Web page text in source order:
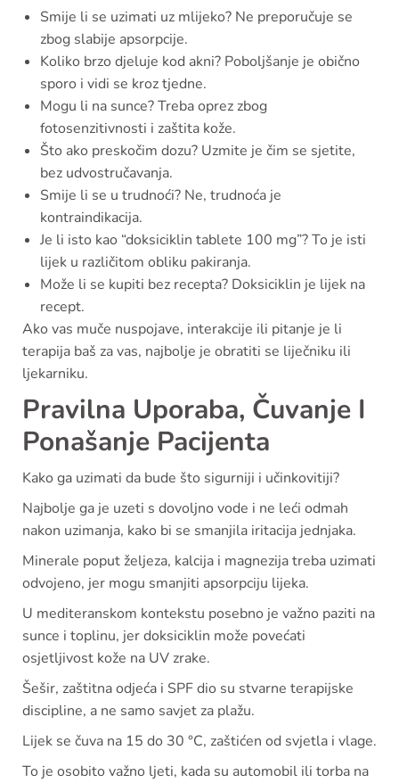
Smije li se uzimati uz mlijeko? Ne preporučuje se
zbog slabije apsorpcije.
Koliko brzo djeluje kod akni? Poboljšanje je obično
sporo i vidi se kroz tjedne.
Mogu li na sunce? Treba oprez zbog
fotosenzitivnosti i zaštita kože.
Što ako preskočim dozu? Uzmite je čim se sjetite,
bez udvostručavanja.
Smije li se u trudnoći? Ne, trudnoća je
kontraindikacija.
Je li isto kao “doksiciklin tablete 100 mg”? To je isti
lijek u različitom obliku pakiranja.
Može li se kupiti bez recepta? Doksiciklin je lijek na
recept.
Ako vas muče nuspojave, interakcije ili pitanje je li
terapija baš za vas, najbolje je obratiti se liječniku ili
ljekarniku.
Pravilna Uporaba, Čuvanje I
Ponašanje Pacijenta
Kako ga uzimati da bude što sigurniji i učinkovitiji?
Najbolje ga je uzeti s dovoljno vode i ne leći odmah
nakon uzimanja, kako bi se smanjila iritacija jednjaka.
Minerale poput željeza, kalcija i magnezija treba uzimati
odvojeno, jer mogu smanjiti apsorpciju lijeka.
U mediteranskom kontekstu posebno je važno paziti na
sunce i toplinu, jer doksiciklin može povećati
osjetljivost kože na UV zrake.
Šešir, zaštitna odjeća i SPF dio su stvarne terapijske
discipline, a ne samo savjet za plažu.
Lijek se čuva na 15 do 30 °C, zaštićen od svjetla i vlage.
To je osobito važno ljeti, kada su automobil ili torba na